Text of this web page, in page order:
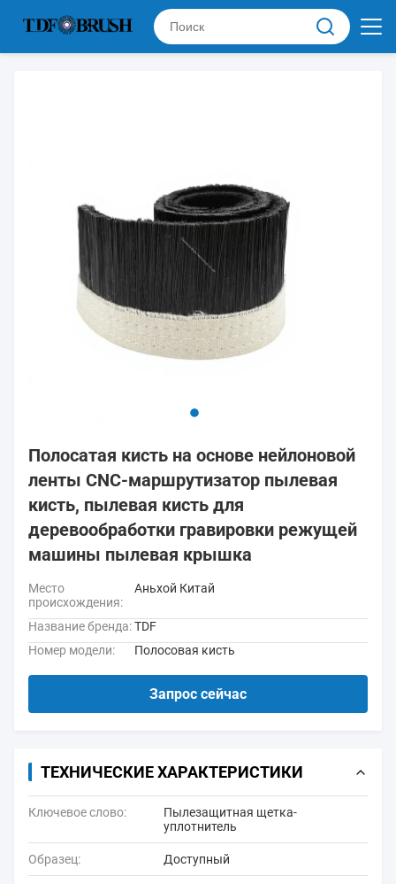
Полосатая кисть на основе нейлоновой
ленты CNC-маршрутизатор пылевая
кисть, пылевая кисть для
деревообработки гравировки режущей
машины пылевая крышка
Место
происхождения:
Аньхой Китай
Название бренда:TDF
Номер модели:
Полосовая кисть
Запрос сейчас
ТЕХНИЧЕСКИЕ ХАРАКТЕРИСТИКИ
Ключевое слово:
Пылезащитная щетка-
уплотнитель
Образец: Доступный